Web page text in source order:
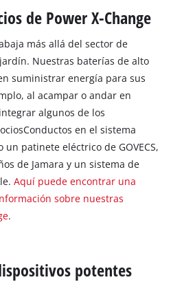
de Power X-Change
más allá del sector de
Nuestras baterías de alto
suministrar energía para sus
al acampar o andar en
algunos de los
en el sistema
un patinete eléctrico de GOVECS,
de Jamara y un sistema de
Aquí puede encontrar una
sobre nuestras
.
potentes